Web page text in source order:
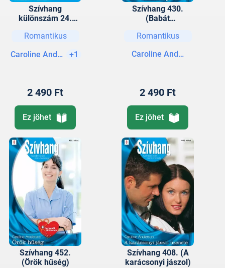
Szívhang
különszám 24.
Beosztott szerető)
Romantikus
Caroline Anderson
+1
2 490 Ft
Ez jöhet
Szívhang 430.
(Babát
Romantikus
Caroline Anderson
2 490 Ft
Ez jöhet
Szívhang 452.
(Örök hűség)
Szívhang 408. (A
karácsonyi jászol)